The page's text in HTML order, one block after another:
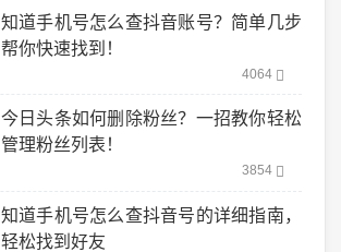
知道手机号怎么查抖音账号？简单几步
帮你快速找到！
4064
今日头条如何删除粉丝？一招教你轻松
管理粉丝列表！
3854
知道手机号怎么查抖音号的详细指南，
轻松找到好友